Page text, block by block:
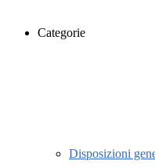
Categorie
Disposizioni